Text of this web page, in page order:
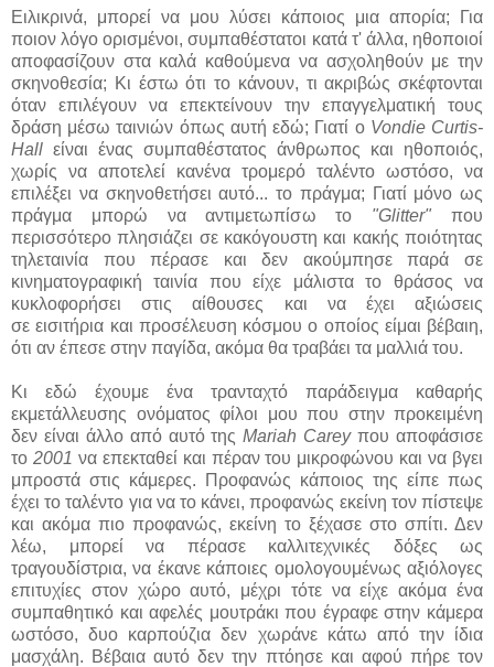
Ειλικρινά, μπορεί να μου λύσει κάποιος μια απορία; Για
ποιον λόγο ορισμένοι, συμπαθέστατοι κατά τ' άλλα, ηθοποιοί
αποφασίζουν στα καλά καθούμενα να ασχοληθούν με την
σκηνοθεσία; Κι έστω ότι το κάνουν, τι ακριβώς σκέφτονται
όταν επιλέγουν να επεκτείνουν την επαγγελματική τους
δράση μέσω ταινιών όπως αυτή εδώ; Γιατί ο Vondie Curtis-
Hall είναι ένας συμπαθέστατος άνθρωπος και ηθοποιός,
χωρίς να αποτελεί κανένα τρομερό ταλέντο ωστόσο, να
επιλέξει να σκηνοθετήσει αυτό... το πράγμα; Γιατί μόνο ως
πράγμα μπορώ να αντιμετωπίσω το "Glitter" που
περισσότερο πλησιάζει σε κακόγουστη και κακής ποιότητας
τηλεταινία που πέρασε και δεν ακούμπησε παρά σε
κινηματογραφική ταινία που είχε μάλιστα το θράσος να
κυκλοφορήσει στις αίθουσες και να έχει αξιώσεις
σε εισιτήρια και προσέλευση κόσμου ο οποίος είμαι βέβαιη,
ότι αν έπεσε στην παγίδα, ακόμα θα τραβάει τα μαλλιά του.
Κι εδώ έχουμε ένα τρανταχτό παράδειγμα καθαρής
εκμετάλλευσης ονόματος φίλοι μου που στην προκειμένη
δεν είναι άλλο από αυτό τηςMariah Careyπου αποφάσισε
το 2001 να επεκταθεί και πέραν του μικροφώνου και να βγει
μπροστά στις κάμερες. Προφανώς κάποιος της είπε πως
έχει το ταλέντο για να το κάνει, προφανώς εκείνη τον πίστεψε
και ακόμα πιο προφανώς, εκείνη το ξέχασε στο σπίτι. Δεν
λέω, μπορεί να πέρασε καλλιτεχνικές δόξες ως
τραγουδίστρια, να έκανε κάποιες ομολογουμένως αξιόλογες
επιτυχίες στον χώρο αυτό, μέχρι τότε να είχε ακόμα ένα
συμπαθητικό και αφελές μουτράκι που έγραφε στην κάμερα
ωστόσο, δυο καρπούζια δεν χωράνε κάτω από την ίδια
μασχάλη. Βέβαια αυτό δεν την πτόησε και αφού πήρε τον